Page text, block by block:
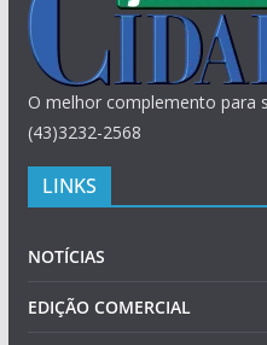
O melhor complemento para
(43)3232-2568
LINKS
NOTÍCIAS
EDIÇÃO COMERCIAL